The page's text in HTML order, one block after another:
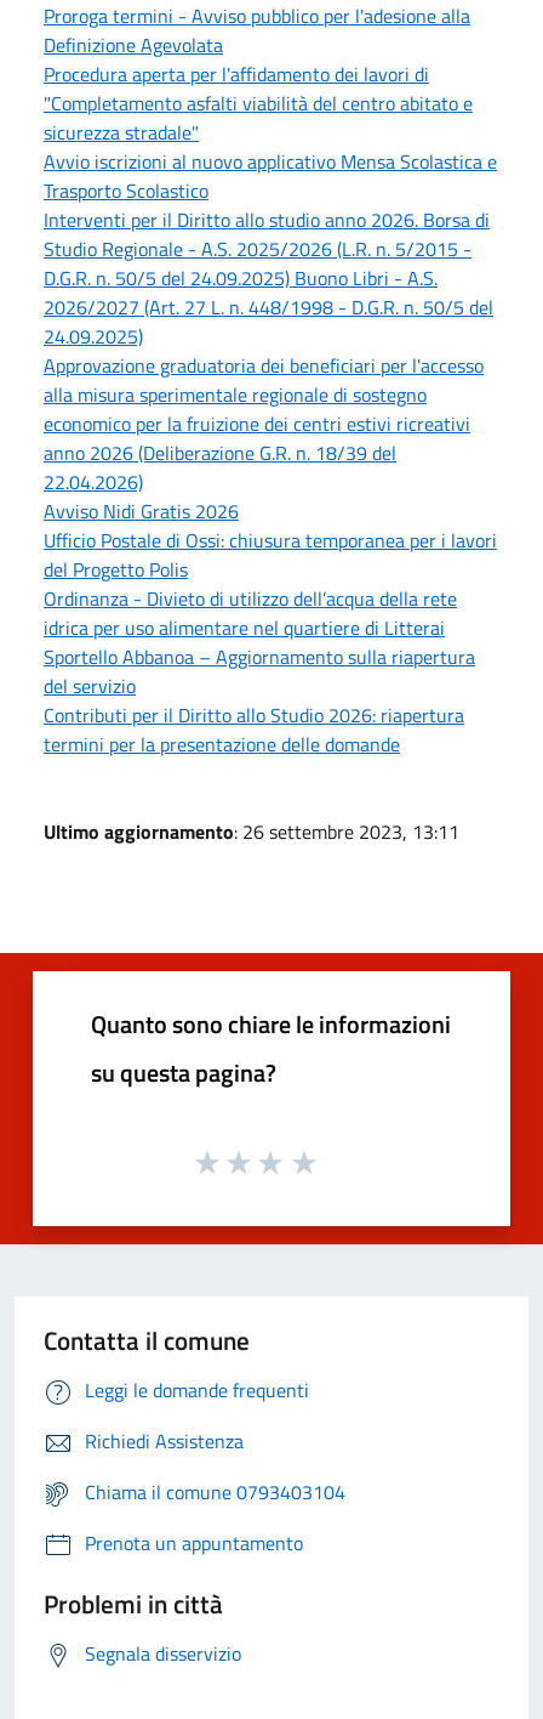
Proroga termini - Avviso pubblico per l'adesione alla
Definizione Agevolata
Procedura aperta per l'affidamento dei lavori di
"Completamento asfalti viabilità del centro abitato e
sicurezza stradale"
Avvio iscrizioni al nuovo applicativo Mensa Scolastica e
Trasporto Scolastico
Interventi per il Diritto allo studio anno 2026. Borsa di
Studio Regionale - A.S. 2025/2026 (L.R. n. 5/2015 -
D.G.R. n. 50/5 del 24.09.2025) Buono Libri - A.S.
2026/2027 (Art. 27 L. n. 448/1998 - D.G.R. n. 50/5 del
24.09.2025)
Approvazione graduatoria dei beneficiari per l'accesso
alla misura sperimentale regionale di sostegno
economico per la fruizione dei centri estivi ricreativi
anno 2026 (Deliberazione G.R. n. 18/39 del
22.04.2026)
Avviso Nidi Gratis 2026
Ufficio Postale di Ossi: chiusura temporanea per i lavori
del Progetto Polis
Ordinanza - Divieto di utilizzo dell’acqua della rete
idrica per uso alimentare nel quartiere di Litterai
Sportello Abbanoa – Aggiornamento sulla riapertura
del servizio
Contributi per il Diritto allo Studio 2026: riapertura
termini per la presentazione delle domande
Ultimo aggiornamento: 26 settembre 2023, 13:11
Quanto sono chiare le informazioni
su questa pagina?
Contatta il comune
Leggi le domande frequenti
Richiedi Assistenza
Chiama il comune 0793403104
Prenota un appuntamento
Problemi in città
Segnala disservizio